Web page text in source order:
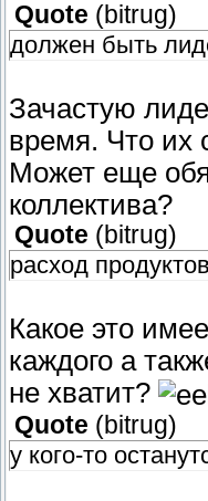
Quote (bitrug)
должен быть
Зачастую
время. Что их
Может еще
коллектива?
Quote (bitrug)
расход
Какое это
каждого а
не хватит?
Quote (bitrug)
у кого-то